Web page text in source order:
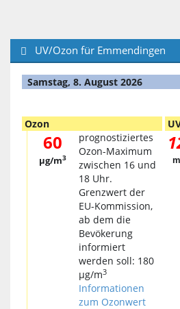
UV/Ozon für Emmendingen
Samstag, 8. August 2026
Ozon
60
µg/m3
prognostiziertes
Ozon-Maximum
zwischen 16 und
18 Uhr.
Grenzwert der
EU-Kommission,
ab dem die
Bevökerung
informiert
werden soll: 180
µg/m3
Informationen
zum Ozonwert